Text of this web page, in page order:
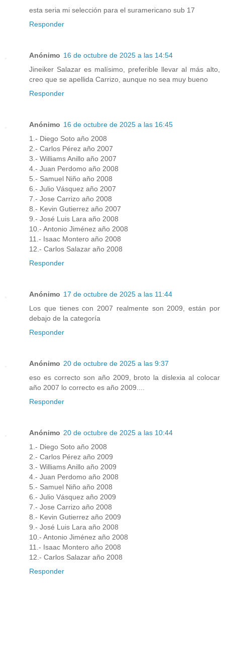
esta seria mi selección para el suramericano sub 17
Responder
Anónimo 16 de octubre de 2025 a las 14:54
Jineiker Salazar es malísimo, preferible llevar al más alto,
creo que se apellida Carrizo, aunque no sea muy bueno
Responder
Anónimo 16 de octubre de 2025 a las 16:45
1.- Diego Soto año 2008
2.- Carlos Pérez año 2007
3.- Williams Anillo año 2007
4.- Juan Perdomo año 2008
5.- Samuel Niño año 2008
6.- Julio Vásquez año 2007
7.- Jose Carrizo año 2008
8.- Kevin Gutierrez año 2007
9.- José Luis Lara año 2008
10.- Antonio Jiménez año 2008
11.- Isaac Montero año 2008
12.- Carlos Salazar año 2008
Responder
Anónimo 17 de octubre de 2025 a las 11:44
Los que tienes con 2007 realmente son 2009, están por
debajo de la categoría
Responder
Anónimo 20 de octubre de 2025 a las 9:37
eso es correcto son año 2009, broto la dislexia al colocar
año 2007 lo correcto es año 2009....
Responder
Anónimo 20 de octubre de 2025 a las 10:44
1.- Diego Soto año 2008
2.- Carlos Pérez año 2009
3.- Williams Anillo año 2009
4.- Juan Perdomo año 2008
5.- Samuel Niño año 2008
6.- Julio Vásquez año 2009
7.- Jose Carrizo año 2008
8.- Kevin Gutierrez año 2009
9.- José Luis Lara año 2008
10.- Antonio Jiménez año 2008
11.- Isaac Montero año 2008
12.- Carlos Salazar año 2008
Responder